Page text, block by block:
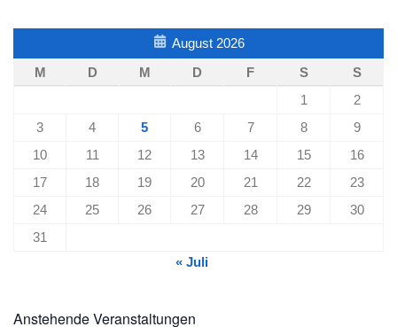
August 2026
M
D M D F S
S
1
2
3
4 5 6 7 8
9
10
11 12 13 14 15
16
17
18 19 20 21 22
23
24
25 26 27 28 29
30
31
« Juli
Anstehende Veranstaltungen